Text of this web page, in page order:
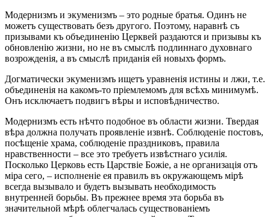
Модернизмъ и экуменизмъ – это родные братья. Одинъ не
можетъ существовать безъ другого. Поэтому, наравнѣ съ
призывами къ объединенію Церквей раздаются и призывы къ
обновленію жизни, но не въ смыслѣ подлиннаго духовнаго
возрожденія, а въ смыслѣ приданія ей новыхъ формъ.
Догматически экуменизмъ ищетъ уравненія истины и лжи, т.е.
объединенія на какомъ-то пріемлемомъ для всѣхъ минимумѣ.
Онъ исключаетъ подвигъ вѣры и исповѣдничество.
Модернизмъ есть нѣчто подобное въ области жизни. Твердая
вѣра должна получать проявленіе извнѣ. Соблюденіе постовъ,
посѣщеніе храма, соблюденіе праздниковъ, правила
нравственности – все это требуетъ извѣстнаго усилія.
Посколько Церковь есть Царствіе Божіе, а не организація отъ
міра сего, – исполненіе ея правилъ въ окружающемъ мірѣ
всегда вызывало и будетъ вызывать необходимость
внутренней борьбы. Въ прежнее время эта борьба въ
значительной мѣрѣ облегчалась существованіемъ